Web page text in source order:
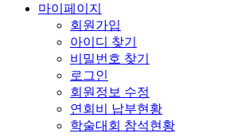
마이페이지
회원가입
아이디 찾기
비밀번호 찾기
로그인
회원정보 수정
연회비 납부현황
학술대회 참석현황